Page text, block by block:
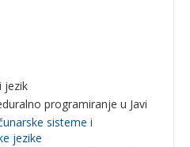
jezik
programiranje u Javi
sisteme i
jezike